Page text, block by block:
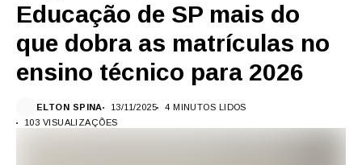
Educação de SP mais do
que dobra as matrículas no
ensino técnico para 2026
ELTON SPINA 13/11/2025
4 MINUTOS LIDOS
103 VISUALIZAÇÕES